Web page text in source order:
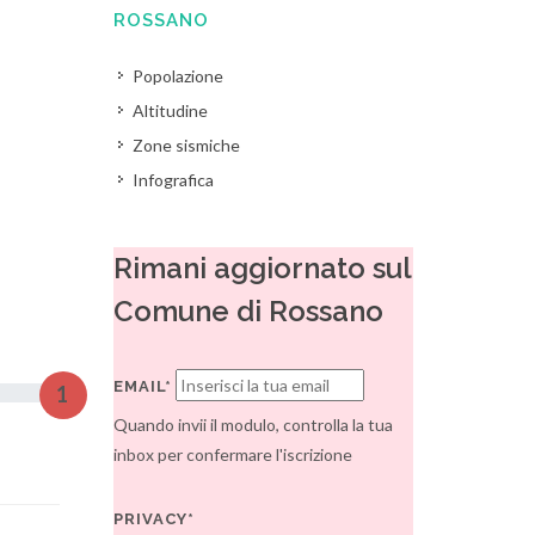
1
ROSSANO
Popolazione
Altitudine
Zone sismiche
Infografica
Rimani aggiornato sul
Comune di Rossano
EMAIL*
Quando invii il modulo, controlla la tua
inbox per confermare l'iscrizione
PRIVACY*